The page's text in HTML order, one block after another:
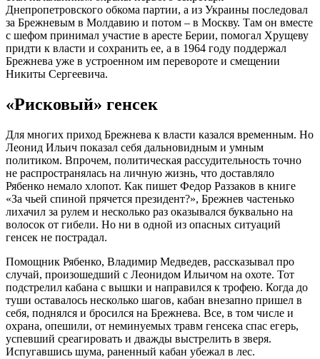
Днепропетровского обкома партии, а из Украины последовал
за Брежневым в Молдавию и потом – в Москву. Там он вместе
с шефом принимал участие в аресте Берии, помогал Хрущеву
придти к власти и сохранить ее, а в 1964 году поддержал
Брежнева уже в устроенном им перевороте и смещении
Никиты Сергеевича.
«Рисковый» генсек
Для многих приход Брежнева к власти казался временным. Но
Леонид Ильич показал себя дальновидным и умным
политиком. Впрочем, политическая рассудительность точно
не распространялась на личную жизнь, что доставляло
Рябенко немало хлопот. Как пишет Федор Раззаков в книге
«За чьей спиной прячется президент?», Брежнев частенько
лихачил за рулем и несколько раз оказывался буквально на
волосок от гибели. Но ни в одной из опасных ситуаций
генсек не пострадал.
Помощник Рябенко, Владимир Медведев, рассказывал про
случай, произошедший с Леонидом Ильичом на охоте. Тот
подстрелил кабана с вышки и направился к трофею. Когда до
туши оставалось несколько шагов, кабан внезапно пришел в
себя, поднялся и бросился на Брежнева. Все, в том числе и
охрана, опешили, от неминуемых травм генсека спас егерь,
успевший среагировать и дважды выстрелить в зверя.
Испугавшись шума, раненный кабан убежал в лес.